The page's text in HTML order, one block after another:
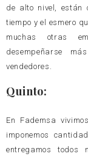
de alto nivel, están
tiempo y el esmero
muchas otras
desempeñarse
vendedores.
Quinto:
En Fademsa
imponemos
entregamos